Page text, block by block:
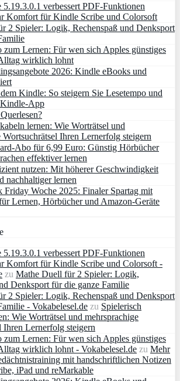
verbessert PDF-Funktionen
Komfort für Kindle Scribe und Colorsoft
2 Spieler: Logik, Rechenspaß und Denksport
Lernen: Für wen sich Apples günstiges
wirklich lohnt
2026: Kindle eBooks und
Kindle: So steigern Sie Lesetempo und
App
lernen: Wie Worträtsel und
Wortsuchrätsel Ihren Lernerfolg steigern
Abo für 6,99 Euro: Günstig Hörbücher
effektiver lernen
nutzen: Mit höherer Geschwindigkeit
nachhaltiger lernen
Friday Woche 2025: Finaler Spartag mit
Lernen, Hörbücher und Amazon‑Geräte
verbessert PDF-Funktionen
Komfort für Kindle Scribe und Colorsoft -
zu Mathe Duell für 2 Spieler: Logik,
Denksport für die ganze Familie
2 Spieler: Logik, Rechenspaß und Denksport
- Vokabelesel.de zu Spielerisch
Wie Worträtsel und mehrsprachige
Ihren Lernerfolg steigern
Lernen: Für wen sich Apples günstiges
wirklich lohnt - Vokabelesel.de zu Mehr
mit handschriftlichen Notizen
iPad und reMarkable